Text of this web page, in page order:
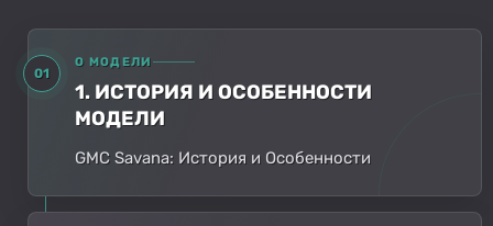
01
О МОДЕЛИ
1. ИСТОРИЯ И ОСОБЕННОСТИ
МОДЕЛИ
GMC Savana: История и Особенности